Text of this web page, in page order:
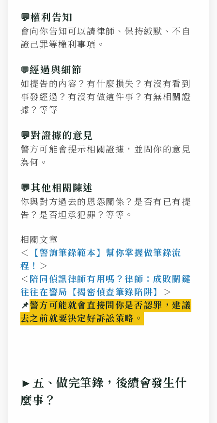
💬權利告知
會向你告知可以請律師、保持緘默、不自
證己罪等權利事項。
💬經過與細節
如提告的內容？有什麼損失？有沒有看到
事發經過？有沒有做這件事？有無相關證
據？等等
💬對證據的意見
警方可能會提示相關證據，並問你的意見
為何。
💬其他相關陳述
你與對方過去的恩怨關係？是否有已有提
告？是否坦承犯罪？等等。
相關文章
＜ 【警詢筆錄範本】幫你掌握做筆錄流
程！ ＞
＜陪同偵訊律師有用嗎？律師：成敗關鍵
往往在警局【揭密偵查筆錄陷阱】 ＞
📌警方可能就會直接問你是否認罪，建議
去之前就要決定好訴訟策略。
►五、做完筆錄，後續會發生什
麼事？